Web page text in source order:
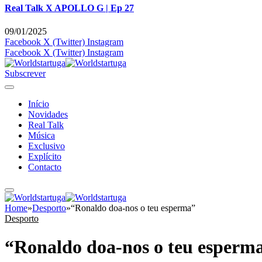
Real Talk X APOLLO G | Ep 27
09/01/2025
Facebook X (Twitter) Instagram
Facebook X (Twitter) Instagram
Subscrever
Início
Novidades
Real Talk
Música
Exclusivo
Explícito
Contacto
Home»Desporto»“Ronaldo doa-nos o teu esperma”
Desporto
“Ronaldo doa-nos o teu